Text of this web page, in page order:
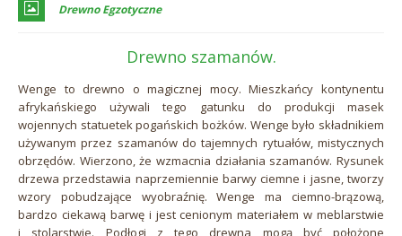
Drewno Egzotyczne
Drewno szamanów.
Wenge to drewno o magicznej mocy. Mieszkańcy kontynentu
afrykańskiego używali tego gatunku do produkcji masek
wojennych statuetek pogańskich bożków. Wenge było składnikiem
używanym przez szamanów do tajemnych rytuałów, mistycznych
obrzędów. Wierzono, że wzmacnia działania szamanów. Rysunek
drzewa przedstawia naprzemiennie barwy ciemne i jasne, tworzy
wzory pobudzające wyobraźnię. Wenge ma ciemno-brązową,
bardzo ciekawą barwę i jest cenionym materiałem w meblarstwie
i stolarstwie. Podłogi z tego drewna mogą być położone